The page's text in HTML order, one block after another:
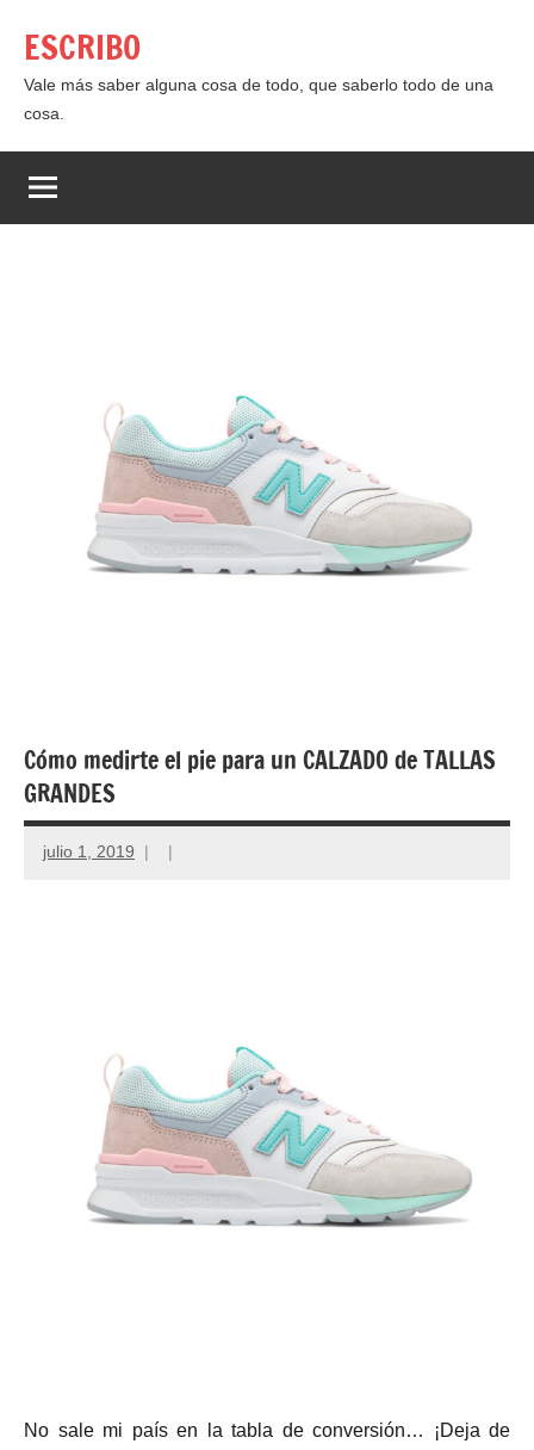
contenido
ESCRIBO
Vale más saber alguna cosa de todo, que saberlo todo de una
cosa.
Cómo medirte el pie para un CALZADO de TALLAS
GRANDES
julio 1, 2019
No sale mi país en la tabla de conversión… ¡Deja de